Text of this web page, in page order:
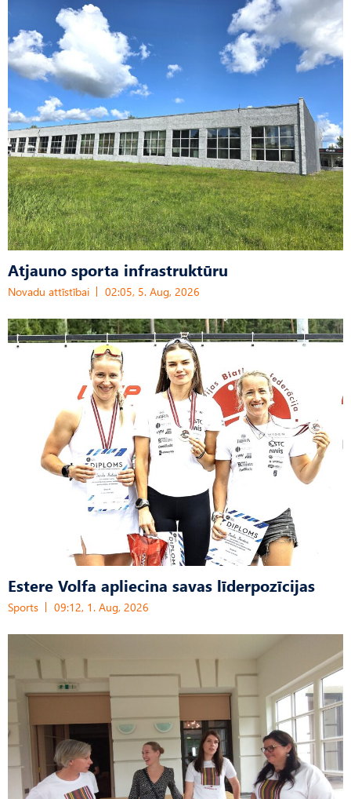
Atjauno sporta infrastruktūru
Novadu attīstībai 02:05, 5. Aug, 2026
Estere Volfa apliecina savas līderpozīcijas
Sports 09:12, 1. Aug, 2026